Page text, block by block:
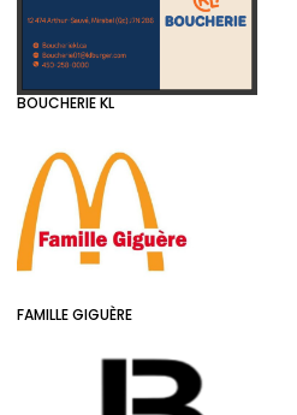
BOUCHERIE KL
FAMILLE GIGUÈRE